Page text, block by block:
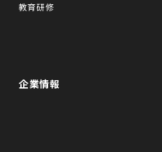
教育研修
企業情報